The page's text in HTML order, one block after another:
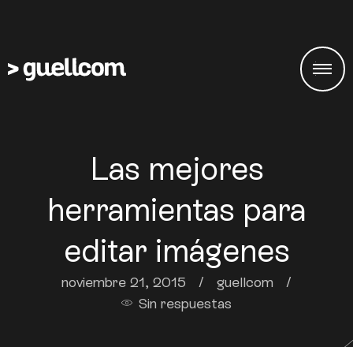
Las mejores
herramientas para
editar imágenes
noviembre 21, 2015 / guellcom
/
Sin respuestas